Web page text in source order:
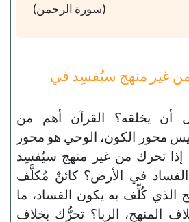
(سورة الرحمن)
من غير منهج سيُفسِد في
أن يخلقه؟ القرآن أهم من
محور الكون، الوحي هو محور
إذا تحرك من غير منهج سيُفسِد
في الأرض؟ كائنٌ مُكلَّف
الذي كُلِّف به يكون الفساد، ما
المنهج، الرِبا؟ تحرُّك بخلاف